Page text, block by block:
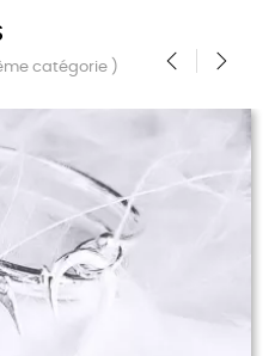
catégorie )
RUPTURE DE
‹ ›